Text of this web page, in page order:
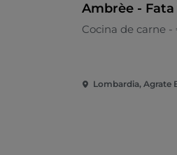
Ambrèe - Fata
Cocina de carne
Lombardia, Agrate